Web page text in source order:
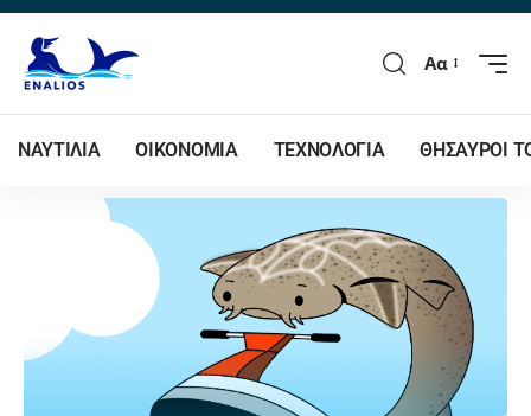
Αα
ΝΑΥΤΙΛΙΑ ΟΙΚΟΝΟΜΙΑ ΤΕΧΝΟΛΟΓΙΑ ΘΗΣΑΥΡΟΙ